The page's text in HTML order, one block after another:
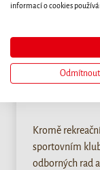
Kromě
sportovním
odborných rad
informací o cookies
Odmítnout